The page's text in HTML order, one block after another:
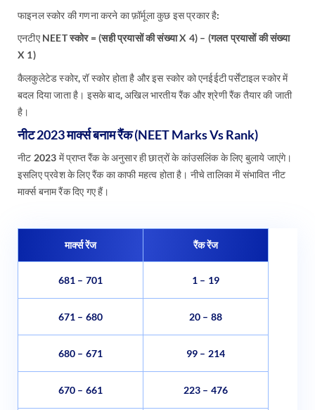
फाइनल स्कोर की गणना करने का फ़ॉर्मूला कुछ इस प्रकार है:
एनटीए NEET स्कोर = (सही प्रयासों की संख्या X 4) – (गलत प्रयासों की संख्या
X 1)
कैलकुलेटेड स्कोर, रॉ स्कोर होता है और इस स्कोर को एनईईटी पर्सेंटाइल स्कोर में
बदल दिया जाता है। इसके बाद, अखिल भारतीय रैंक और श्रेणी रैंक तैयार की जाती
है।
नीट 2023 मार्क्स बनाम रैंक (NEET Marks Vs Rank)
नीट 2023 में प्राप्त रैंक के अनुसार ही छात्रों के कांउसलिंक के लिए बुलाये जाएंगे।
इसलिए प्रवेश के लिए रैंक का काफी महत्व होता है। नीचे तालिका में संभावित नीट
मार्क्स बनाम रैंक दिए गए हैं।
मार्क्स रेंज रैंक रेंज
681 – 701 1 – 19
671 – 680 20 – 88
680 – 671 99 – 214
670 – 661 223 – 476